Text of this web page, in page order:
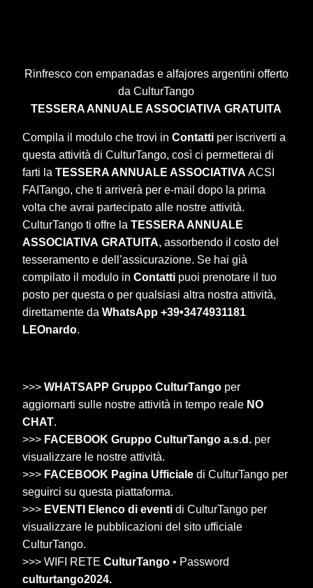
Rinfresco con empanadas e alfajores argentini offerto
da CulturTango
TESSERA ANNUALE ASSOCIATIVA GRATUITA
Compila il modulo che trovi inContatti per iscriverti a
questa attività di CulturTango, così ci permetterai di
farti laTESSERA ANNUALE ASSOCIATIVA ACSI
FAITango, che ti arriverà per e-mail dopo la prima
volta che avrai partecipato alle nostre attività.
CulturTango ti offre laTESSERA ANNUALE
ASSOCIATIVA GRATUITA, assorbendo il costo del
tesseramento e dell’assicurazione. Se hai già
compilato il modulo inContatti puoi prenotare il tuo
posto per questa o per qualsiasi altra nostra attività,
direttamente da WhatsApp +39•3474931181
LEOnardo.
>>>WHATSAPP Gruppo CulturTango per
aggiornarti sulle nostre attività in tempo reale NO
CHAT.
>>> FACEBOOK Gruppo CulturTango a.s.d. per
visualizzare le nostre attività.
>>> FACEBOOK Pagina Ufficiale di CulturTango per
seguirci su questa piattaforma.
>>> EVENTI Elenco di eventi di CulturTango per
visualizzare le pubblicazioni del sito ufficiale
CulturTango.
>>> WIFI RETECulturTango • Password
culturtango2024.